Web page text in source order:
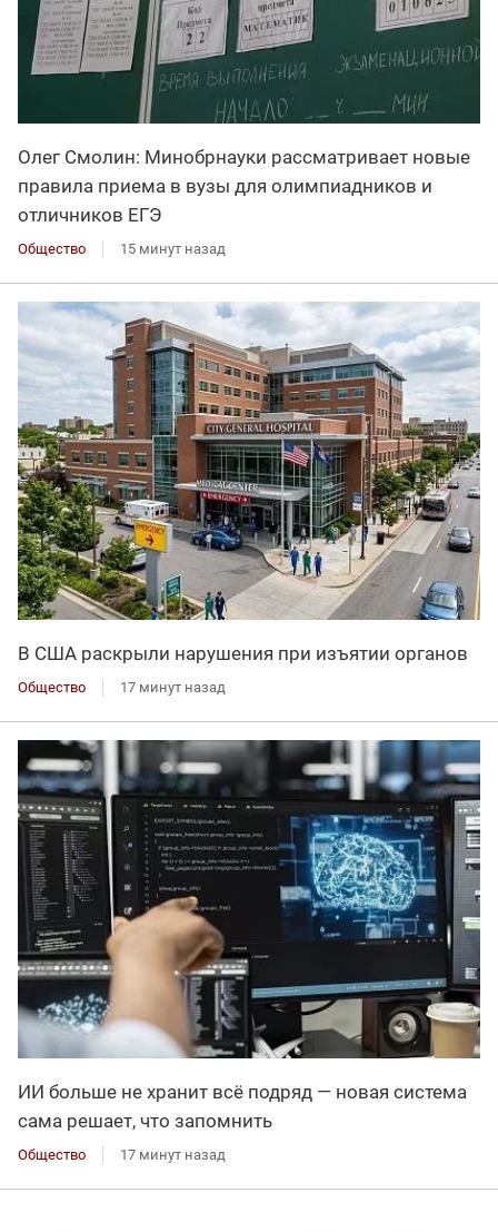
Олег Смолин: Минобрнауки рассматривает новые
правила приема в вузы для олимпиадников и
отличников ЕГЭ
Общество 15 минут назад
В США раскрыли нарушения при изъятии органов
Общество 17 минут назад
ИИ больше не хранит всё подряд — новая система
сама решает, что запомнить
Общество 17 минут назад